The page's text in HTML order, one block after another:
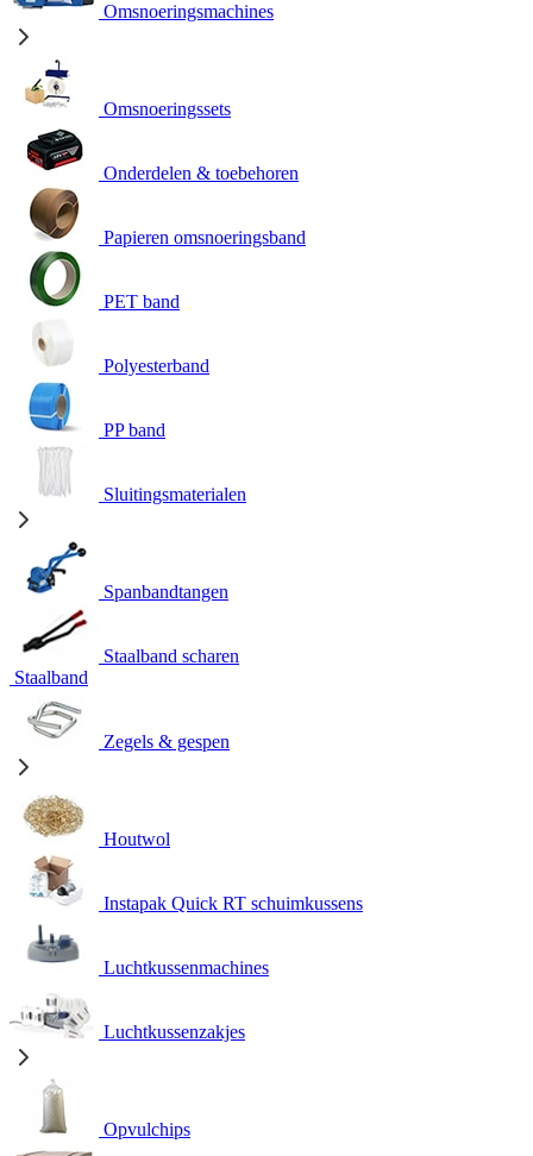
Omsnoeringsmachines
Omsnoeringssets
Onderdelen & toebehoren
Papieren omsnoeringsband
PET band
Polyesterband
PP band
Sluitingsmaterialen
Spanbandtangen
Staalband scharen
Staalband
Zegels & gespen
Houtwol
Instapak Quick RT schuimkussens
Luchtkussenmachines
Luchtkussenzakjes
Opvulchips